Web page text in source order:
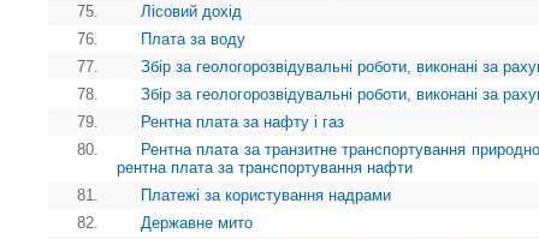
75.
Лісовий дохід
76.
Плата за воду
77.
Збір за геологорозвідувальні роботи, виконані за
78.
Збір за геологорозвідувальні роботи, виконані за
79.
Рентна плата за нафту і газ
80.
Рентна плата за транзитне транспортування
рентна плата за транспортування нафти
81.
Платежі за користування надрами
82.
Державне мито